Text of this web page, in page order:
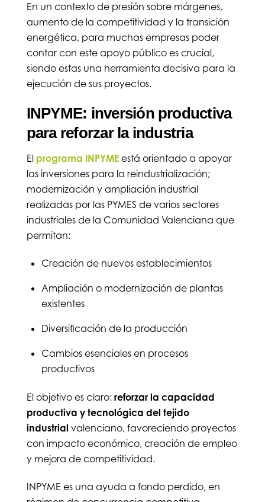
En un contexto de presión sobre márgenes,
aumento de la competitividad y la transición
energética, para muchas empresas poder
contar con este apoyo público es crucial,
siendo estas una herramienta decisiva para la
ejecución de sus proyectos.
INPYME: inversión productiva
para reforzar la industria
El programa INPYMEestá orientado a apoyar
las inversiones para la reindustrialización;
modernización y ampliación industrial
realizadas por las PYMES de varios sectores
industriales de la Comunidad Valenciana que
permitan:
Creación de nuevos establecimientos
Ampliación o modernización de plantas
existentes
Diversificación de la producción
Cambios esenciales en procesos
productivos
El objetivo es claro: reforzar la capacidad
productiva y tecnológica del tejido
industrial valenciano, favoreciendo proyectos
con impacto económico, creación de empleo
y mejora de competitividad.
INPYME es una ayuda a fondo perdido, en